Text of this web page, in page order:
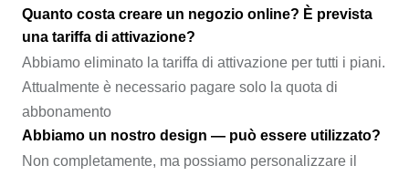
Quanto costa creare un negozio online? È prevista
una tariffa di attivazione?
Abbiamo eliminato la tariffa di attivazione per tutti i piani.
Attualmente è necessario pagare solo la quota di
abbonamento
Abbiamo un nostro design — può essere utilizzato?
Non completamente, ma possiamo personalizzare il